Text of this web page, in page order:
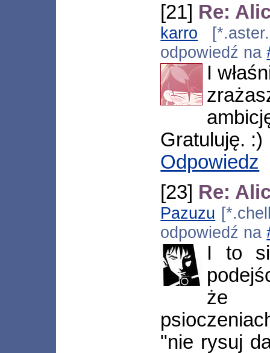
[21] Re:
karro
odpowiedź na
I
Gratuluję. :)
Odpowiedz
[23] Re:
Pazuzu
odpowiedź na
I to
że
"nie rysuj